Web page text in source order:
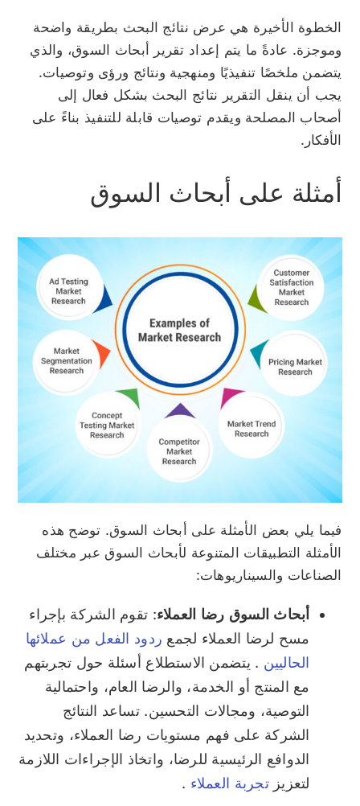
الخطوة الأخيرة هي عرض نتائج البحث بطريقة واضحة
وموجزة. عادةً ما يتم إعداد تقرير أبحاث السوق، والذي
يتضمن ملخصًا تنفيذيًا ومنهجية ونتائج ورؤى وتوصيات.
يجب أن ينقل التقرير نتائج البحث بشكل فعال إلى
أصحاب المصلحة ويقدم توصيات قابلة للتنفيذ بناءً على
الأفكار.
أمثلة على أبحاث السوق
فيما يلي بعض الأمثلة على أبحاث السوق. توضح هذه
الأمثلة التطبيقات المتنوعة لأبحاث السوق عبر مختلف
الصناعات والسيناريوهات:
أبحاث السوق رضا العملاء: تقوم الشركة بإجراء
مسح لرضا العملاء لجمع ردود الفعل من عملائها
الحاليين . يتضمن الاستطلاع أسئلة حول تجربتهم
مع المنتج أو الخدمة، والرضا العام، واحتمالية
التوصية، ومجالات التحسين. تساعد النتائج
الشركة على فهم مستويات رضا العملاء، وتحديد
الدوافع الرئيسية للرضا، واتخاذ الإجراءات اللازمة
لتعزيزتجربة العملاء .